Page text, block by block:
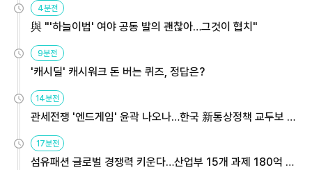
4분전
與 "'하늘이법' 여야 공동 발의 괜찮아…그것이 협치"
9분전
'캐시딜' 캐시워크 돈 버는 퀴즈, 정답은?
14분전
관세전쟁 '엔드게임' 윤곽 나오나…한국 新통상정책 교두보 활
용해야
17분전
섬유패션 글로벌 경쟁력 키운다…산업부 15개 과제 180억 지